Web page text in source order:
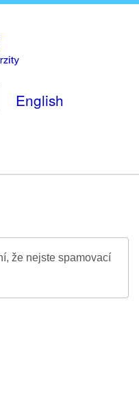
English
že nejste spamovací